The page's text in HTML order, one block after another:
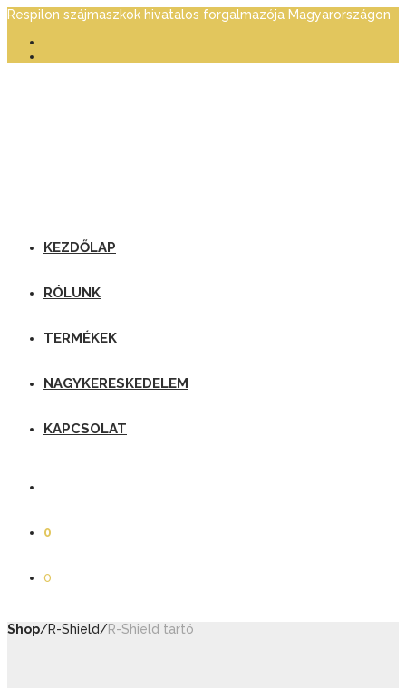
Respilon szájmaszkok hivatalos forgalmazója Magyarországon
KEZDŐLAP
RÓLUNK
TERMÉKEK
NAGYKERESKEDELEM
KAPCSOLAT
0
0
Shop/R-Shield/R-Shield tartó